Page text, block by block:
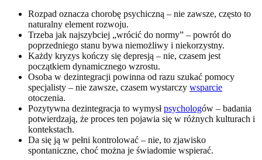
Rozpad oznacza chorobę psychiczną – nie zawsze, często to
naturalny element rozwoju.
Trzeba jak najszybciej „wrócić do normy” – powrót do
poprzedniego stanu bywa niemożliwy i niekorzystny.
Każdy kryzys kończy się depresją – nie, czasem jest
początkiem dynamicznego wzrostu.
Osoba w dezintegracji powinna od razu szukać pomocy
specjalisty – nie zawsze, czasem wystarczy wsparcie
otoczenia.
Pozytywna dezintegracja to wymysłpsychologów – badania
potwierdzają, że proces ten pojawia się w różnych kulturach i
kontekstach.
Da się ją w pełni kontrolować – nie, to zjawisko
spontaniczne, choć można je świadomie wspierać.